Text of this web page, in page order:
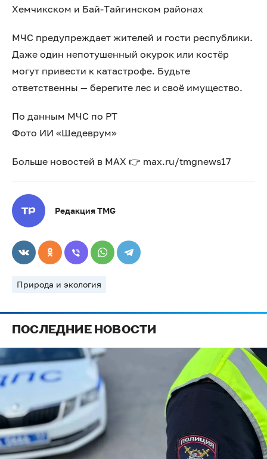
Хемчикском и Бай-Тайгинском районах
МЧС предупреждает жителей и гости республики.
Даже один непотушенный окурок или костёр
могут привести к катастрофе. Будьте
ответственны — берегите лес и своё имущество.
По данным МЧС по РТ
Фото ИИ «Шедеврум»
Больше новостей в МАХ 👉 max.ru/tmgnews17
Редакция TMG
Природа и экология
ПОСЛЕДНИЕ НОВОСТИ